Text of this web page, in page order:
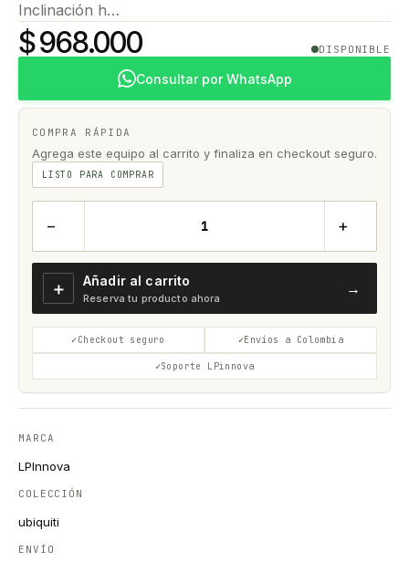
Inclinación h…
$ 968.000 DISPONIBLE
Consultar por WhatsApp
COMPRA RÁPIDA
Agrega este equipo al carrito y finaliza en checkout seguro.
LISTO PARA COMPRAR
− +
＋ Añadir al carrito
Reserva tu producto ahora
→
Checkout seguro Envíos a Colombia
Soporte LPinnova
MARCA
LPInnova
COLECCIÓN
ubiquiti
ENVÍO